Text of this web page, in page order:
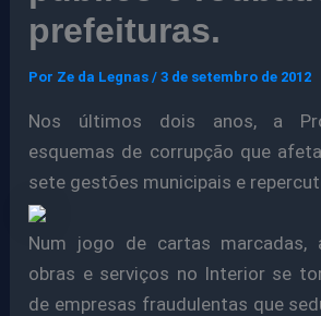
prefeituras.
Por Ze da Legnas/3 de setembro de 2012
Nos últimos dois anos, a
esquemas de corrupção que
sete gestões municipais e
Num jogo de cartas marcadas,
obras e serviços no Interior se
de empresas fraudulentas que